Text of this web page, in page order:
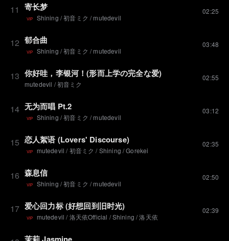
11 寄长梦
VIP Shining /初音ミク /mutedevil
02:25
12 郁合曲
VIP Shining /初音ミク /mutedevil
03:48
13 你好哇，李银河！(形而上学の完全な爱)
mutedevil /初音ミク
02:55
14 无为而唱 Pt.2
VIP Shining /初音ミク /mutedevil
03:12
15 恋人絮语 (Lovers' Discourse)
VIP mutedevil /初音ミク /Shining /Gorekei
02:35
16 森息信
VIP Shining /初音ミク /mutedevil
02:50
17 爱心回力标 (好想回到旧时光)
VIP mutedevil /洛天依Official /Shining /洛天依
02:39
茉莉 Jasmine